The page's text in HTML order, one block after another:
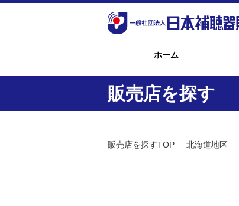
ホーム
販売店を探す
販売店を探すTOP 北海道地区